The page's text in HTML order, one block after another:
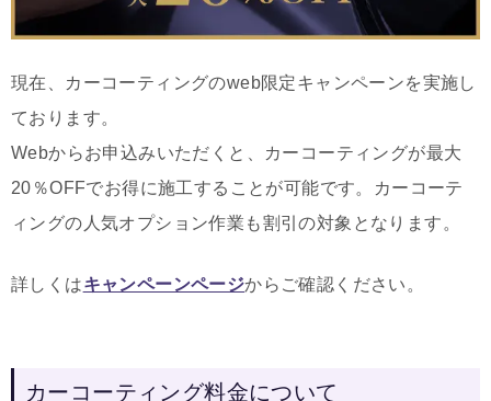
現在、カーコーティングのweb限定キャンペーンを実施し
ております。
Webからお申込みいただくと、カーコーティングが最大
20％OFFでお得に施工することが可能です。カーコーテ
ィングの人気オプション作業も割引の対象となります。
詳しくはキャンペーンページからご確認ください。
カーコーティング料金について